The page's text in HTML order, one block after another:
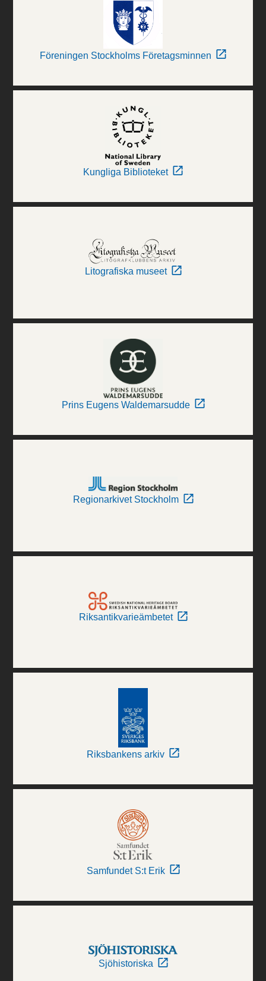
Föreningen Stockholms Företagsminnen
Kungliga Biblioteket
Litografiska museet
Prins Eugens Waldemarsudde
Regionarkivet Stockholm
Riksantikvarieämbetet
Riksbankens arkiv
Samfundet S:t Erik
Sjöhistoriska